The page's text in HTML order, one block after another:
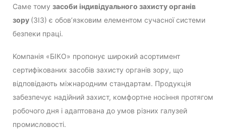
Саме тому засоби індивідуального захисту органів
зору (ЗІЗ) є обов’язковим елементом сучасної системи
безпеки праці.
Компанія «БІКО» пропонує широкий асортимент
сертифікованих засобів захисту органів зору, що
відповідають міжнародним стандартам. Продукція
забезпечує надійний захист, комфортне носіння протягом
робочого дня і адаптована до умов різних галузей
промисловості.